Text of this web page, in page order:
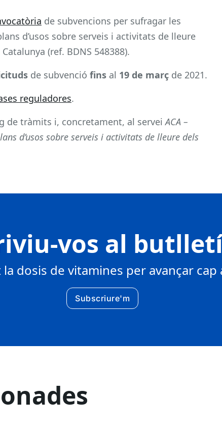
de subvencions per sufragar les
d’usos sobre serveis i activitats de lleure
(ref. BDNS 548388).
de subvenció fins al 19 de març de 2021.
reguladores.
de tràmits i, concretament, al serveiACA –
d’usos sobre serveis i activitats de lleure dels
vos al butlletí
dosis de vitamines per avançar
Subscriure'm